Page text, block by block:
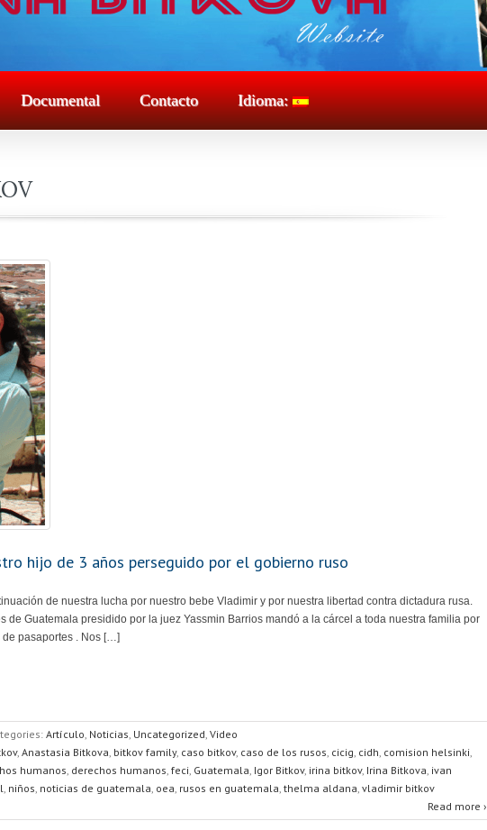
Documental Contacto Idioma:
hijo de 3 años perseguido por el gobierno ruso
de nuestra lucha por nuestro bebe Vladimir y por nuestra libertad contra dictadura rusa.
de Guatemala presidido por la juez Yassmin Barrios mandó a la cárcel a toda nuestra familia por
de pasaportes . Nos […]
Artículo Noticias Uncategorized Video
, Anastasia Bitkova bitkov family, caso bitkov, caso de los rusos cicig cidh comision helsinki
humanos derechos humanos feci Guatemala Igor Bitkov, irina bitkov, Irina Bitkova ivan
niños noticias de guatemala oea rusos en guatemala thelma aldana vladimir bitkov
Read more ›